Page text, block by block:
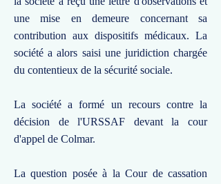
une mise en demeure concernant sa
contribution aux dispositifs médicaux. La
société a alors saisi une juridiction chargée
du contentieux de la sécurité sociale.
La société a formé un recours contre la
décision de l'URSSAF devant la cour
d'appel de Colmar.
La question posée à la Cour de cassation